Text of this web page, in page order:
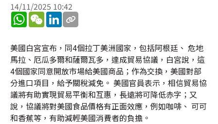
14/11/2025 10:42
WhatsApp
WeChatLinkedIn
美國白宮宣布，同4個拉丁美洲國家，包括阿根廷、 危地
馬拉、厄瓜多爾和薩爾瓦多，達成貿易協議，白宮說，這
4個國家同意開放市場給美國商品；作為交換，美國對部
分進口項目，給予關稅減免。 美國官員表示，相信貿易協
議將有助實現貿易平衡和互惠，長遠將可降低赤字；又
說，協議將對美國食品價格有正面效應，例如咖啡、 可可
和香蕉等，有助減輕美國消費者的負擔。